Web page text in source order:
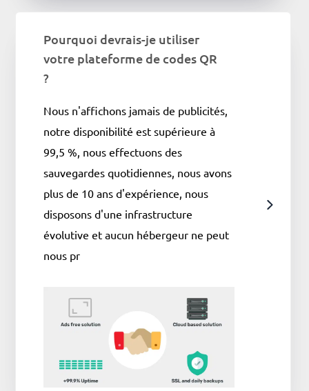
Pourquoi devrais-je utiliser
votre plateforme de codes QR
?
Nous n'affichons jamais de publicités,
notre disponibilité est supérieure à
99,5 %, nous effectuons des
sauvegardes quotidiennes, nous avons
plus de 10 ans d'expérience, nous
disposons d'une infrastructure
évolutive et aucun hébergeur ne peut
nous pr